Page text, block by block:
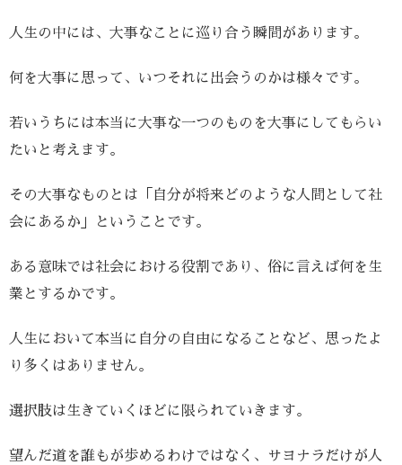
人生の中には、大事なことに巡り合う瞬間があります。
何を大事に思って、いつそれに出会うのかは様々です。
若いうちには本当に大事な一つのものを大事にしてもらい
たいと考えます。
その大事なものとは「自分が将来どのような人間として社
会にあるか」ということです。
ある意味では社会における役割であり、俗に言えば何を生
業とするかです。
人生において本当に自分の自由になることなど、思ったよ
り多くはありません。
選択肢は生きていくほどに限られていきます。
望んだ道を誰もが歩めるわけではなく、サヨナラだけが人